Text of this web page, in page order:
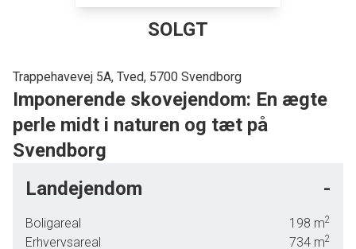
SOLGT
Trappehavevej 5A, Tved, 5700 Svendborg
Imponerende skovejendom: En ægte
perle midt i naturen og tæt på
Svendborg
Med skovejendommen her kommer I til at bo ude på
der ikke gået på kompromis med noget som helst og
Landejendom -
Boligareal 198 m2
Erhvervsareal 734 m2